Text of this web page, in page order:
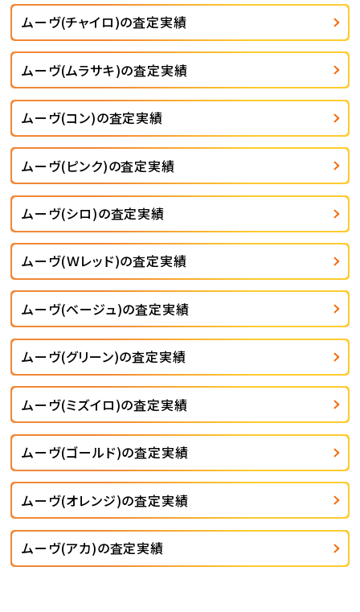
ムーヴ(チャイロ)の査定実績
ムーヴ(ムラサキ)の査定実績
ムーヴ(コン)の査定実績
ムーヴ(ピンク)の査定実績
ムーヴ(シロ)の査定実績
ムーヴ(Ｗレッド)の査定実績
ムーヴ(ベージュ)の査定実績
ムーヴ(グリーン)の査定実績
ムーヴ(ミズイロ)の査定実績
ムーヴ(ゴールド)の査定実績
ムーヴ(オレンジ)の査定実績
ムーヴ(アカ)の査定実績